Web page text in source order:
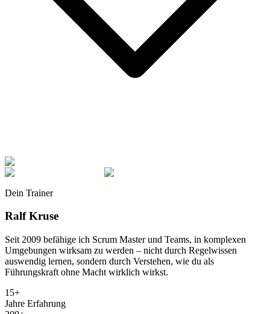
Dein Trainer
Ralf Kruse
Seit 2009 befähige ich Scrum Master und Teams, in komplexen
Umgebungen wirksam zu werden – nicht durch Regelwissen
auswendig lernen, sondern durch Verstehen, wie du als
Führungskraft ohne Macht wirklich wirkst.
15+
Jahre Erfahrung